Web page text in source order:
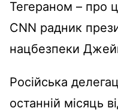
Тегераном – про
CNN радник
нацбезпеки
Російська
останній місяць